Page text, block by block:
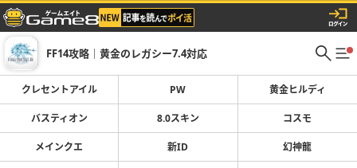
FF14攻略｜黄金のレガシー7.4対応
クレセントアイル PW 黄金ヒルディ
バスティオン 8.0スキン コスモ
メインクエ 新ID 幻神龍